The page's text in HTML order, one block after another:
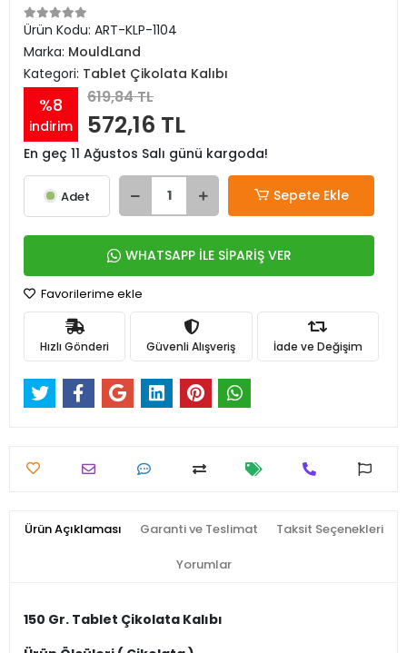
Ürün Kodu: ART-KLP-1104
Marka: MouldLand
Kategori: Tablet Çikolata Kalıbı
%8
indirim
619,84 TL
572,16 TL
En geç 11 Ağustos Salı günü kargoda!
Adet Sepete Ekle
WHATSAPP İLE SİPARİŞ VER
Favorilerime ekle
Hızlı Gönderi Güvenli Alışveriş İade ve Değişim
Ürün Açıklaması Garanti ve Teslimat Taksit Seçenekleri
Yorumlar
150 Gr. Tablet Çikolata Kalıbı